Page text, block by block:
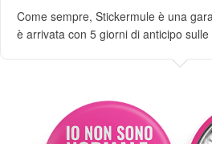
Come sempre, Stickermule è una
è arrivata con 5 giorni di anticipo sulle